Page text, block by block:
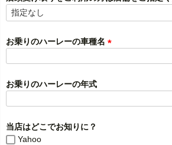
)
お乗りのハーレーの車種名
)
お乗りのハーレーの年式
当店はどこでお知りに？
Yahoo